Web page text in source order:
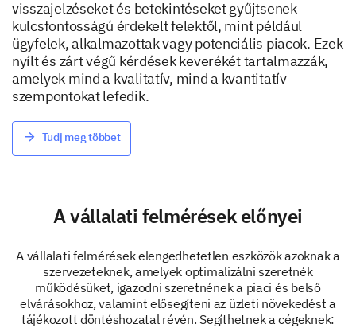
visszajelzéseket és betekintéseket gyűjtsenek
kulcsfontosságú érdekelt felektől, mint például
ügyfelek, alkalmazottak vagy potenciális piacok. Ezek
nyílt és zárt végű kérdések keverékét tartalmazzák,
amelyek mind a kvalitatív, mind a kvantitatív
szempontokat lefedik.
Tudj meg többet
A vállalati felmérések előnyei
A vállalati felmérések elengedhetetlen eszközök azoknak a
szervezeteknek, amelyek optimalizálni szeretnék
működésüket, igazodni szeretnének a piaci és belső
elvárásokhoz, valamint elősegíteni az üzleti növekedést a
tájékozott döntéshozatal révén. Segíthetnek a cégeknek: